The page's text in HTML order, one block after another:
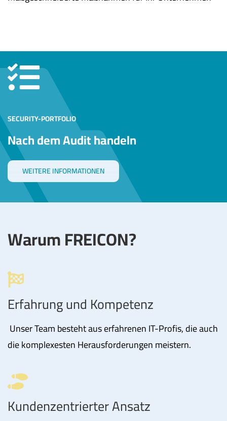
SECURITY-PORTFOLIO
Nach dem Audit handeln
WEITERE INFORMATIONEN
Warum FREICON?
Erfahrung und Kompetenz
Unser Team besteht aus erfahrenen IT-Profis, die auch
die komplexesten Herausforderungen meistern.
Kundenzentrierter Ansatz